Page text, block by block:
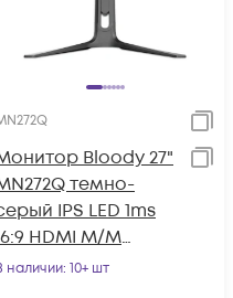
Bloody 27"
темно-
IPS LED 1ms
HDMI M/M
HAS Piv
наличии: 10+ шт